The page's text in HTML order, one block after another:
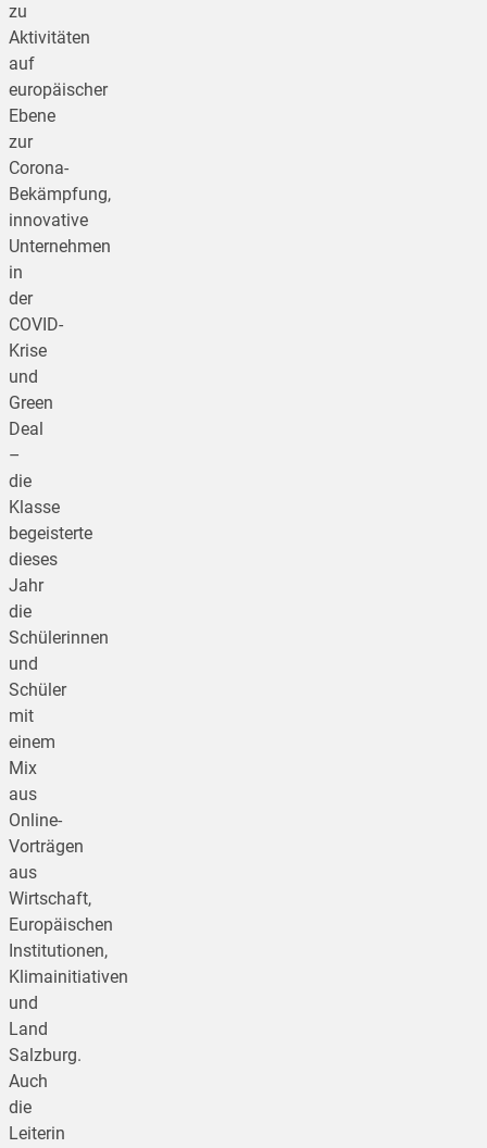
zu
Aktivitäten
auf
europäischer
Ebene
zur
Corona-
Bekämpfung,
innovative
Unternehmen
in
der
COVID-
Krise
und
Green
Deal
–
die
Klasse
begeisterte
dieses
Jahr
die
Schülerinnen
und
Schüler
mit
einem
Mix
aus
Online-
Vorträgen
aus
Wirtschaft,
Europäischen
Institutionen,
Klimainitiativen
und
Land
Salzburg.
Auch
die
Leiterin